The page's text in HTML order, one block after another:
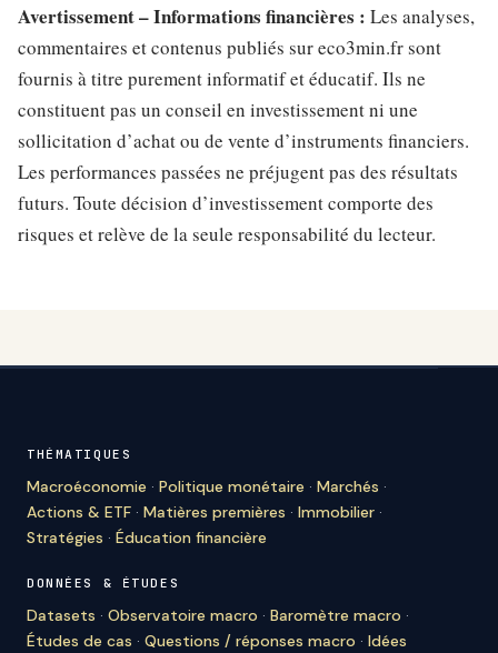
Avertissement – Informations financières : Les analyses,
commentaires et contenus publiés sur eco3min.fr sont
fournis à titre purement informatif et éducatif. Ils ne
constituent pas un conseil en investissement ni une
sollicitation d’achat ou de vente d’instruments financiers.
Les performances passées ne préjugent pas des résultats
futurs. Toute décision d’investissement comporte des
risques et relève de la seule responsabilité du lecteur.
THÉMATIQUES
Macroéconomie · Politique monétaire · Marchés ·
Actions & ETF · Matières premières · Immobilier ·
Stratégies · Éducation financière
DONNÉES & ÉTUDES
Datasets · Observatoire macro · Baromètre macro ·
Études de cas · Questions / réponses macro · Idées